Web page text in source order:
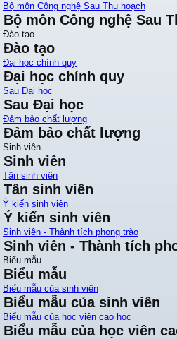
Bộ môn Công nghệ Sau Thu hoạch
Bộ môn Công nghệ Sau
Đào tạo
Đào tạo
Đại học chính quy
Đại học chính quy
Sau Đại học
Sau Đại học
Đảm bảo chất lượng
Đảm bảo chất lượng
Sinh viên
Sinh viên
Tân sinh viên
Tân sinh viên
Ý kiến sinh viên
Ý kiến sinh viên
Sinh viên - Thành tích phong trào
Sinh viên - Thành tích
Biểu mẫu
Biểu mẫu
Biểu mẫu của sinh viên
Biểu mẫu của sinh viên
Biểu mẫu của học viên cao học
Biểu mẫu của học viên